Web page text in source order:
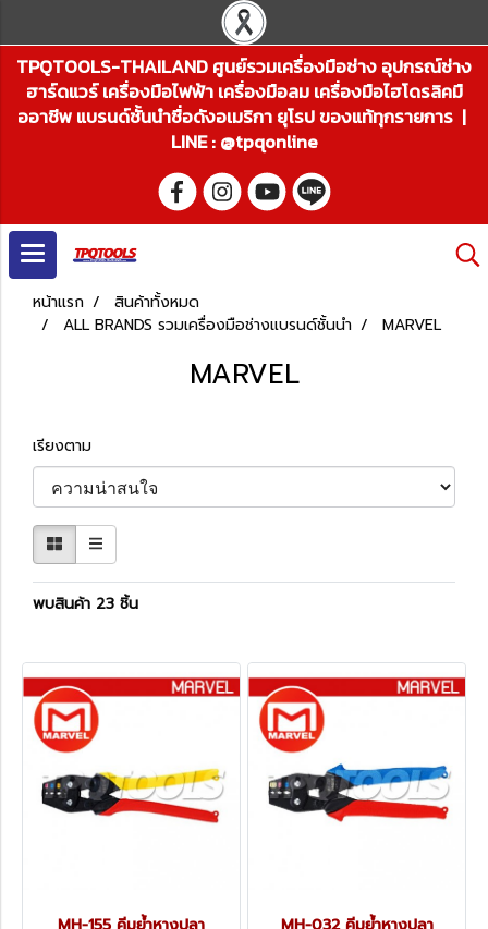
TPQTOOLS-THAILAND ศูนย์รวมเครื่องมือช่าง อุปกรณ์ช่าง
ฮาร์ดแวร์ เครื่องมือไฟฟ้า เครื่องมือลม เครื่องมือไฮโดรลิคมื
ออาชีพ แบรนด์ชั้นนำชื่อดังอเมริกา ยุโรป ของแท้ทุกรายการ |
LINE : @tpqonline
หน้าแรก
สินค้าทั้งหมด
ALL BRANDS รวมเครื่องมือช่างแบรนด์ชั้นนำ
MARVEL
MARVEL
เรียงตาม
พบสินค้า 23 ชิ้น